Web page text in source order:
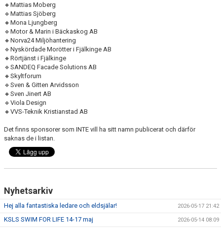
🔸Mattias Moberg
🔹Mattias Sjöberg
🔸Mona Ljungberg
🔹Motor & Marin i Bäckaskog AB
🔸Norva24 Miljöhantering
🔹Nyskördade Morötter i Fjälkinge AB
🔸Rörtjänst i Fjälkinge
🔹SANDEQ Facade Solutions AB
🔸Skyltforum
🔹Sven & Gitten Arvidsson
🔸Sven Jinert AB
🔹Viola Design
🔸VVS-Teknik Kristianstad AB
Det finns sponsorer som INTE vill ha sitt namn publicerat och därför
saknas de i listan.
Nyhetsarkiv
Hej alla fantastiska ledare och eldsjälar! 2026-05-17 21:42
KSLS SWIM FOR LIFE 14-17 maj 2026-05-14 08:09